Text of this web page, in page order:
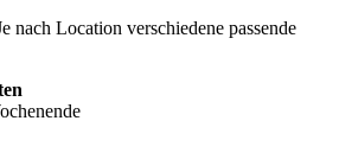
nach Location verschiedene passende